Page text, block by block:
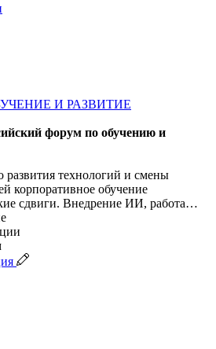
И РАЗВИТИЕ
форум по обучению и
развития технологий и смены
корпоративное обучение
сдвиги. Внедрение ИИ, работа…